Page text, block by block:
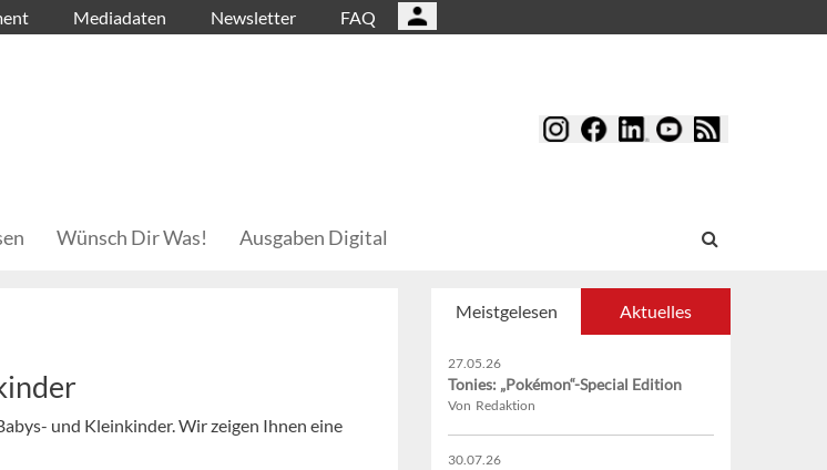
Mediadaten Newsletter FAQ
Wünsch Dir Was! Ausgaben Digital
und Kleinkinder. Wir zeigen Ihnen eine
Meistgelesen Aktuelles
27.05.26
Tonies: „Pokémon“-Special Edition
Von Redaktion
30.07.26